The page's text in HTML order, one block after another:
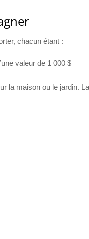
chacun étant :
valeur de 1 000 $
la maison ou le jardin.